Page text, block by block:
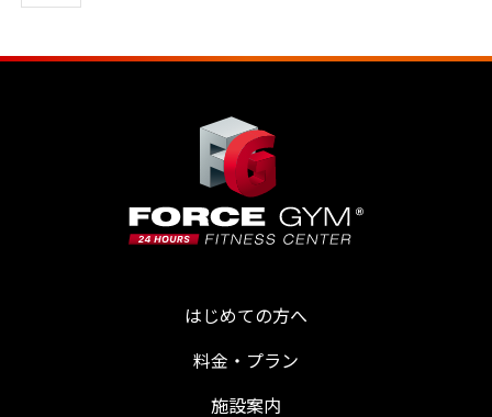
はじめての方へ
料金・プラン
施設案内